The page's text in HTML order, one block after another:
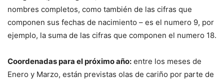
nombres completos, como también de las cifras que
componen sus fechas de nacimiento – es el numero 9, por
ejemplo, la suma de las cifras que componen el numero 18.
Coordenadas para el próximo año: entre los meses de
Enero y Marzo, están previstas olas de cariño por parte de